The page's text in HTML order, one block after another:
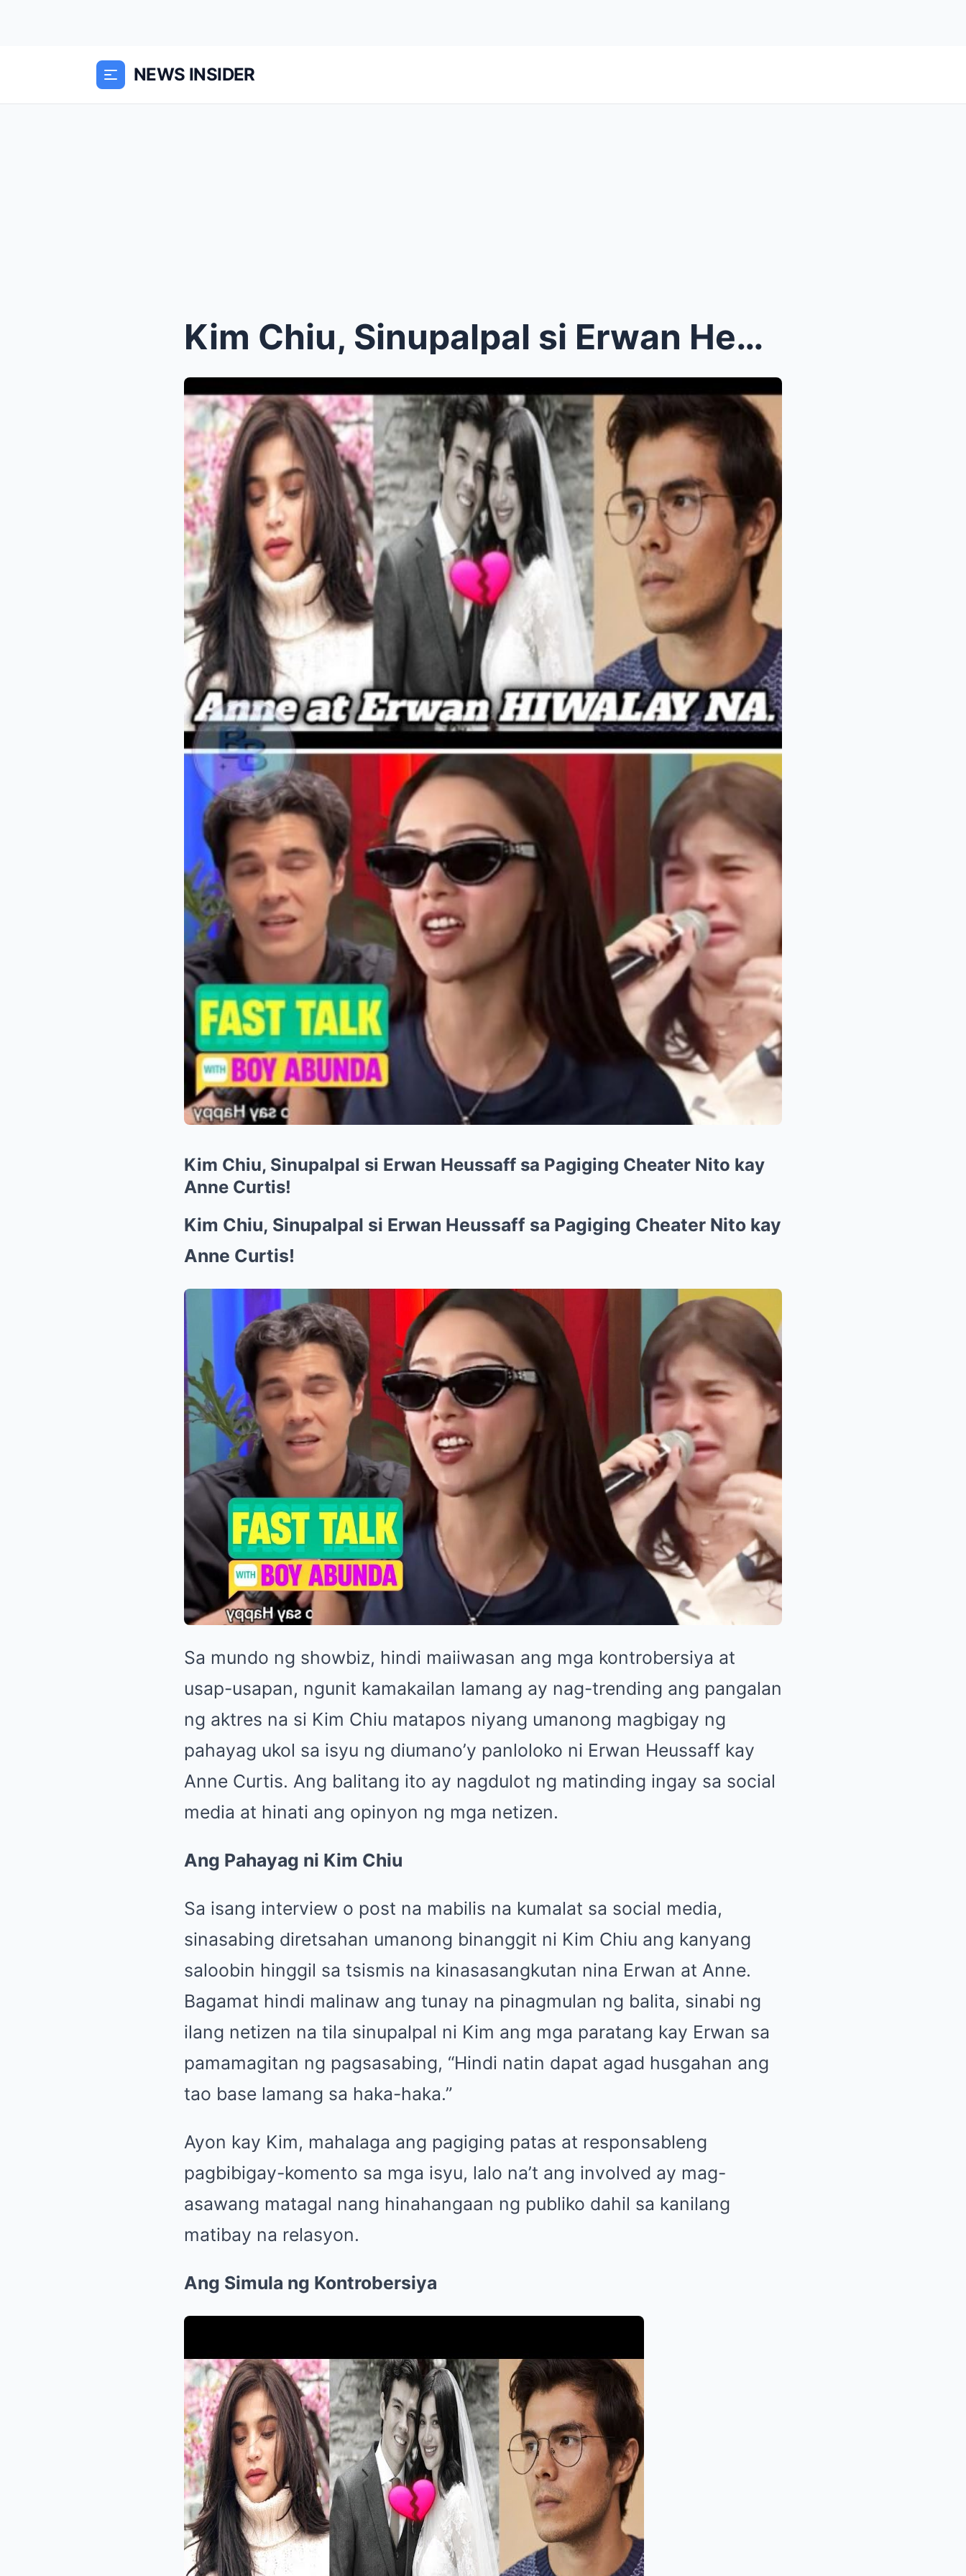
NEWS INSIDER
Kim Chiu, Sinupalpal si Erwan Heussaff sa Pagiging...
Kim Chiu, Sinupalpal si Erwan Heussaff sa Pagiging Cheater Nito kay
Anne Curtis!
Kim Chiu, Sinupalpal si Erwan Heussaff sa Pagiging Cheater Nito kay
Anne Curtis!
Sa mundo ng showbiz, hindi maiiwasan ang mga kontrobersiya at
usap-usapan, ngunit kamakailan lamang ay nag-trending ang pangalan
ng aktres na si Kim Chiu matapos niyang umanong magbigay ng
pahayag ukol sa isyu ng diumano’y panloloko ni Erwan Heussaff kay
Anne Curtis. Ang balitang ito ay nagdulot ng matinding ingay sa social
media at hinati ang opinyon ng mga netizen.
Ang Pahayag ni Kim Chiu
Sa isang interview o post na mabilis na kumalat sa social media,
sinasabing diretsahan umanong binanggit ni Kim Chiu ang kanyang
saloobin hinggil sa tsismis na kinasasangkutan nina Erwan at Anne.
Bagamat hindi malinaw ang tunay na pinagmulan ng balita, sinabi ng
ilang netizen na tila sinupalpal ni Kim ang mga paratang kay Erwan sa
pamamagitan ng pagsasabing, “Hindi natin dapat agad husgahan ang
tao base lamang sa haka-haka.”
Ayon kay Kim, mahalaga ang pagiging patas at responsableng
pagbibigay-komento sa mga isyu, lalo na’t ang involved ay mag-
asawang matagal nang hinahangaan ng publiko dahil sa kanilang
matibay na relasyon.
Ang Simula ng Kontrobersiya